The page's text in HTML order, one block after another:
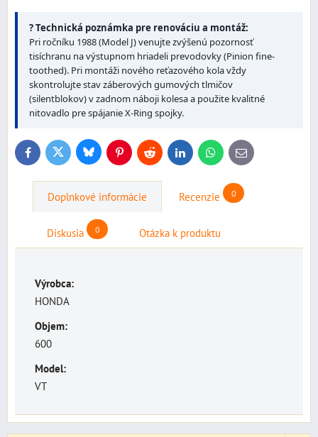
?️ Technická poznámka pre renováciu a montáž:
Pri ročníku 1988 (Model J) venujte zvýšenú pozornosť
tisíchranu na výstupnom hriadeli prevodovky (Pinion fine-
toothed). Pri montáži nového reťazového kola vždy
skontrolujte stav záberových gumových tlmičov
(silentblokov) v zadnom náboji kolesa a použite kvalitné
nitovadlo pre spájanie X-Ring spojky.
FacebookTwitter BlueskyPinterestReddit LinkedInWhatsApp
E-
mail
Doplnkové informácie Recenzie 0
Diskusia 0 Otázka k produktu
Výrobca:
HONDA
Objem:
600
Model:
VT